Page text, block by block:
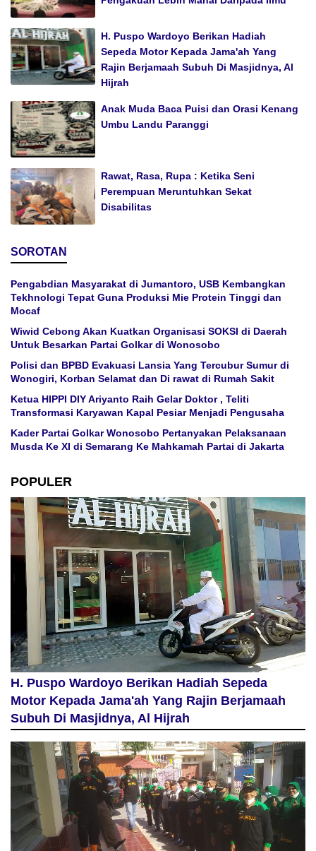
H. Puspo Wardoyo Berikan Hadiah
Sepeda Motor Kepada Jama'ah Yang
Rajin Berjamaah Subuh Di Masjidnya, Al
Hijrah
Anak Muda Baca Puisi dan Orasi Kenang
Umbu Landu Paranggi
Rawat, Rasa, Rupa : Ketika Seni
Perempuan Meruntuhkan Sekat
Disabilitas
SOROTAN
Pengabdian Masyarakat di Jumantoro, USB Kembangkan
Tekhnologi Tepat Guna Produksi Mie Protein Tinggi dan
Mocaf
Wiwid Cebong Akan Kuatkan Organisasi SOKSI di Daerah
Untuk Besarkan Partai Golkar di Wonosobo
Polisi dan BPBD Evakuasi Lansia Yang Tercubur Sumur di
Wonogiri, Korban Selamat dan Di rawat di Rumah Sakit
Ketua HIPPI DIY Ariyanto Raih Gelar Doktor , Teliti
Transformasi Karyawan Kapal Pesiar Menjadi Pengusaha
Kader Partai Golkar Wonosobo Pertanyakan Pelaksanaan
Musda Ke XI di Semarang Ke Mahkamah Partai di Jakarta
POPULER
H. Puspo Wardoyo Berikan Hadiah Sepeda
Motor Kepada Jama'ah Yang Rajin Berjamaah
Subuh Di Masjidnya, Al Hijrah